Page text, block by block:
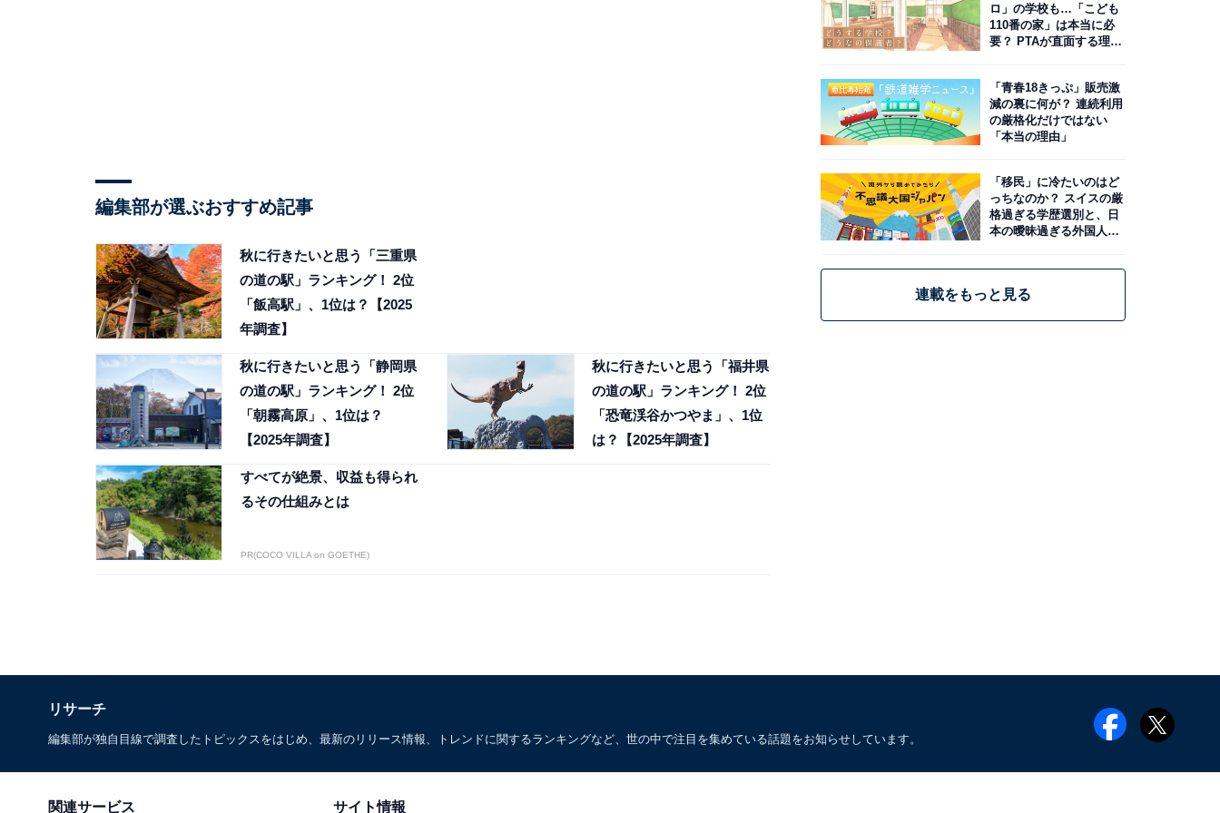
編集部が選ぶおすすめ記事
秋に行きたいと思う「三重県
の道の駅」ランキング！ 2位
「飯高駅」、1位は？【2025
年調査】
秋に行きたいと思う「静岡県
の道の駅」ランキング！ 2位
「朝霧高原」、1位は？
【2025年調査】
秋に行きたいと思う「福井県
の道の駅」ランキング！ 2位
「恐竜渓谷かつやま」、1位
は？【2025年調査】
すべてが絶景、収益も得られ
るその仕組みとは
PR(COCO VILLA on GOETHE)
ロ」の学校も…「こども
110番の家」は本当に必
要？ PTAが直面する理想
「青春18きっぷ」販売激
減の裏に何が？ 連続利用
の厳格化だけではない
「本当の理由」
「移民」に冷たいのはど
っちなのか？ スイスの厳
格過ぎる学歴選別と、日
本の曖昧過ぎる外国人政
連載をもっと見る
リサーチ
編集部が独自目線で調査したトピックスをはじめ、最新のリリース情報、トレンドに関するランキングなど、世の中で注目を集めている話題をお知らせしています。
関連サービス サイト情報